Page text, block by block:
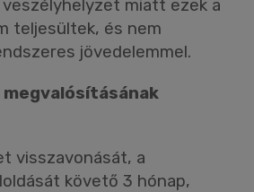
miatt ezek a
teljesültek, és nem
jövedelemmel.
megvalósításának
visszavonását, a
követő 3 hónap,